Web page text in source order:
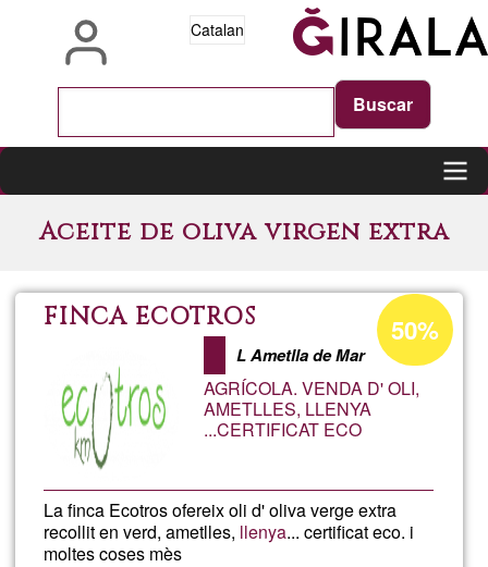
Catalan
Main
navigation
Aceite de oliva virgen extra
FINCA ECOTROS
L Ametlla de Mar
AGRÍCOLA. VENDA D' OLI,
AMETLLES, LLENYA
...CERTIFICAT ECO
La finca Ecotros ofereix oli d' oliva verge extra
recollit en verd, ametlles, llenya... certificat eco. i
moltes coses mès
Percentatge
d'acceptació
de
G1
50%